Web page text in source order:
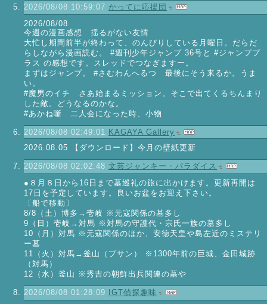
2026/08/08 10:59:07 かってに応援団
2026/08/08
今週の漫画感想 揺るがない友情
大忙し期間前半が終わって、のんびりしている月曜日。だらだ
らしながら漫画読む。 #週刊少年ジャンプ 36号と #ジャンププ
ラス の感想です。スレッドでつなぎますー。
まずはジャンプ。 #さむわんへるつ 最後にそう来るか。うま
い。
#魔男のイチ さあ始まるミッション。そこで出てくるちんまり
した敵。どうなるのかな。
#あかね噺 二人会になった時、小物
2026/08/08 02:49:01 KAGAYA Gallery
2026.08.05 【ダウンロード】今月の壁紙更新
2026/08/08 02:02:48 文芸ジャンキー・パラダイス
●８月８日から16日まで墓巡礼の旅に出かけます。更新再開は
17日を予定しています。良いお盆をお迎え下さい。
〔船で移動〕
8/8（土）博多→壱岐 ※元寇関係の墓多し
9（日）壱岐→対馬 ※対馬の守護代・宗氏一族の墓多し
10（月）対馬 ※元寇関係のほか、安徳天皇や島左近のミステリ
ー墓
11（火）対馬→釜山（プサン） ※1300年前の巨城、金田城跡
（対馬）
12（水）釜山 ※秀吉の朝鮮出兵関連の墓や
2026/08/08 01:28:09
IGT偵探趣味